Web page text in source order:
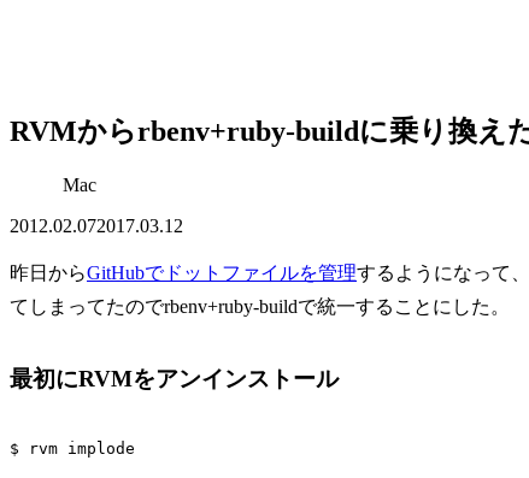
RVMからrbenv+ruby-buildに乗り換え
Mac
2012.02.072017.03.12
昨日からGitHubでドットファイルを管理するようになって
てしまってたのでrbenv+ruby-buildで統一することにした。
最初にRVMをアンインストール